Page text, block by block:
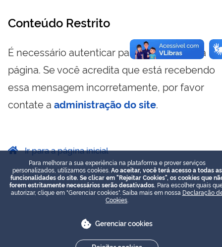
Conteúdo Restrito
É necessário autenticar para visualizar essa
página. Se você acredita que está recebendo
essa mensagem incorretamente, por favor
contate a administração do site.
Ir para a página inicial
Para melhorar a sua experiência na plataforma e prover serviços
personalizados, utilizamos cookies. Ao aceitar, você terá acesso a todas as
funcionalidades do site. Se clicar em "Rejeitar Cookies", os cookies que
forem estritamente necessários serão desativados. Para escolher quais
autorizar, clique em "Gerenciar cookies". Saiba mais em nossa Declaração
Cookies
Gerenciar cookies